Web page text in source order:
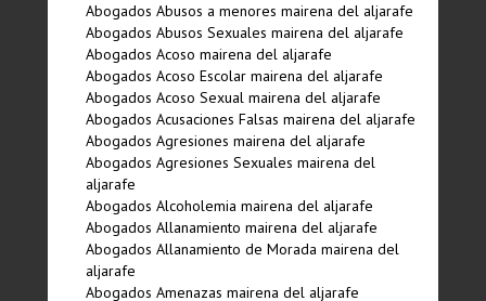
Abogados Abusos a menores mairena del aljarafe
Abogados Abusos Sexuales mairena del aljarafe
Abogados Acoso mairena del aljarafe
Abogados Acoso Escolar mairena del aljarafe
Abogados Acoso Sexual mairena del aljarafe
Abogados Acusaciones Falsas mairena del aljarafe
Abogados Agresiones mairena del aljarafe
Abogados Agresiones Sexuales mairena del
aljarafe
Abogados Alcoholemia mairena del aljarafe
Abogados Allanamiento mairena del aljarafe
Abogados Allanamiento de Morada mairena del
aljarafe
Abogados Amenazas mairena del aljarafe